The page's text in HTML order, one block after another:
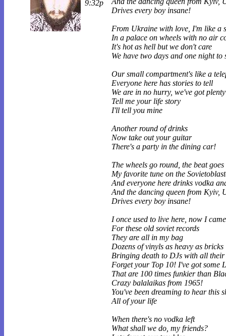
9:32p
Drives every boy insane!
From Ukraine with love, I'm like a
In a palace on wheels with no air
It's hot as hell but we don't care
We have two days and one night to
Our small compartment's like a
Everyone here has stories to tell
We are in no hurry, we've got
Tell me your life story
I'll tell you mine
Another round of drinks
Now take out your guitar
There's a party in the dining car!
The wheels go round, the beat goes
My favorite tune on the
And everyone here drinks vodka
And the dancing queen from Kyiv,
Drives every boy insane!
I once used to live here, now I
For these old soviet records
They are all in my bag
Dozens of vinyls as heavy as bricks
Bringing death to DJs with all
Forget your Top 10! I've got some
That are 100 times funkier than
Crazy balalaikas from 1965!
You've been dreaming to hear this
All of your life
When there's no vodka left
What shall we do, my friends?